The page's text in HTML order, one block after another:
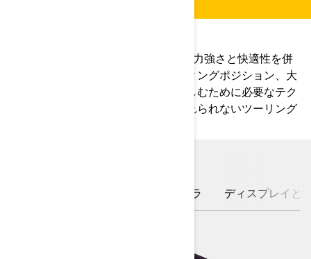
洗練されたデザインのSpyder RTは、力強さと快適性を併
せ持つ類稀な存在。直立したライディングポジション、大
容量の収納、長距離ツーリングを楽しむために必要なテク
ノロジーがライダーをサポート。忘れられないツーリング
リアカメラ ディスプレイと